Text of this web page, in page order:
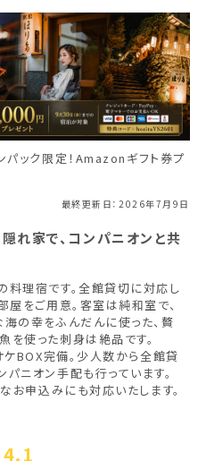
葉県(14)
岐阜県(5)
ック限定！Amazonギフト券プ
最終更新日：2026年7月9日
れ家で、コンパニオンと共
料理宿です。全館貸切に対応し
屋をご用意。客室は純和室で、
の幸をふんだんに使った、贅
使った刺身は絶品です。
BOX完備。少人数から全館貸
ニオン手配も行っています。
お申込みにも対応いたします。
4.1